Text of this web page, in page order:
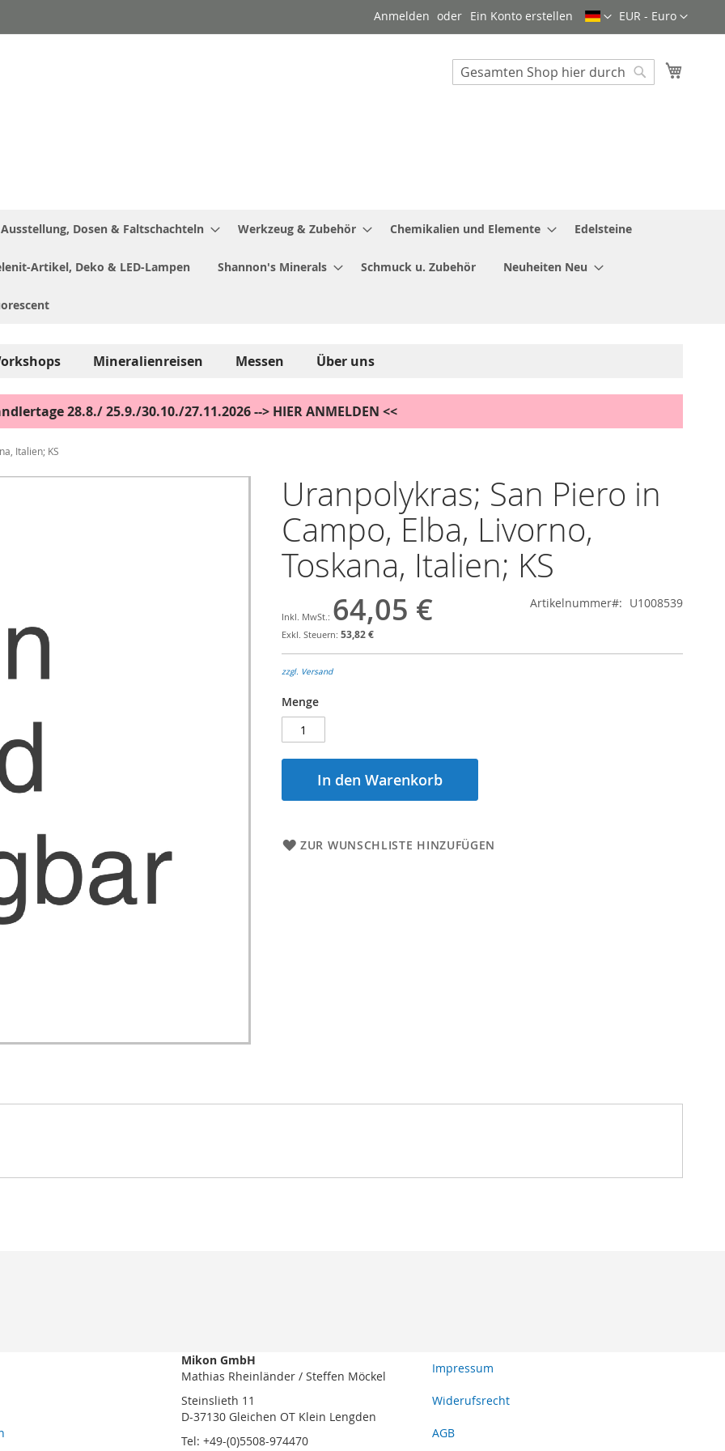
Währung
EUR - Euro
Sprache
Anmelden Ein Konto erstellen
Search
Ausstellung, Dosen & Faltschachteln Werkzeug & Zubehör Chemikalien und Elemente Edelsteine
Artikel, Deko & LED-Lampen Shannon's Minerals Schmuck u. Zubehör Neuheiten Neu
Mineralienreisen Messen Über uns
28.8./ 25.9./30.10./27.11.2026 --> HIER ANMELDEN <<
Italien; KS
Uranpolykras; San Piero in
Campo, Elba, Livorno,
Toskana, Italien; KS
64,05 €
53,82 €
Artikelnummer U1008539
zzgl. Versand
Menge
In den Warenkorb
ZUR WUNSCHLISTE HINZUFÜGEN
Mikon GmbH
Mathias Rheinländer / Steffen Möckel
Steinslieth 11
D-37130 Gleichen OT Klein Lengden
Tel: +49-(0)5508-974470
Impressum
Widerufsrecht
AGB